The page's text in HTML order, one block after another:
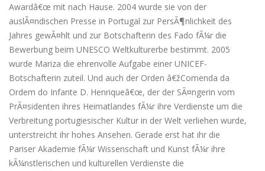
Awardâ€œ mit nach Hause. 2004 wurde sie von der
auslÃ¤ndischen Presse in Portugal zur PersÃ¶nlichkeit des
Jahres gewÃ¤hlt und zur Botschafterin des Fado fÃ¼r die
Bewerbung beim UNESCO Weltkulturerbe bestimmt. 2005
wurde Mariza die ehrenvolle Aufgabe einer UNICEF-
Botschafterin zuteil. Und auch der Orden â€žComenda da
Ordem do Infante D. Henriqueâ€œ, der der SÃ¤ngerin vom
PrÃ¤sidenten ihres Heimatlandes fÃ¼r ihre Verdienste um die
Verbreitung portugiesischer Kultur in der Welt verliehen wurde,
unterstreicht ihr hohes Ansehen. Gerade erst hat ihr die
Pariser Akademie fÃ¼r Wissenschaft und Kunst fÃ¼r ihre
kÃ¼nstlerischen und kulturellen Verdienste die